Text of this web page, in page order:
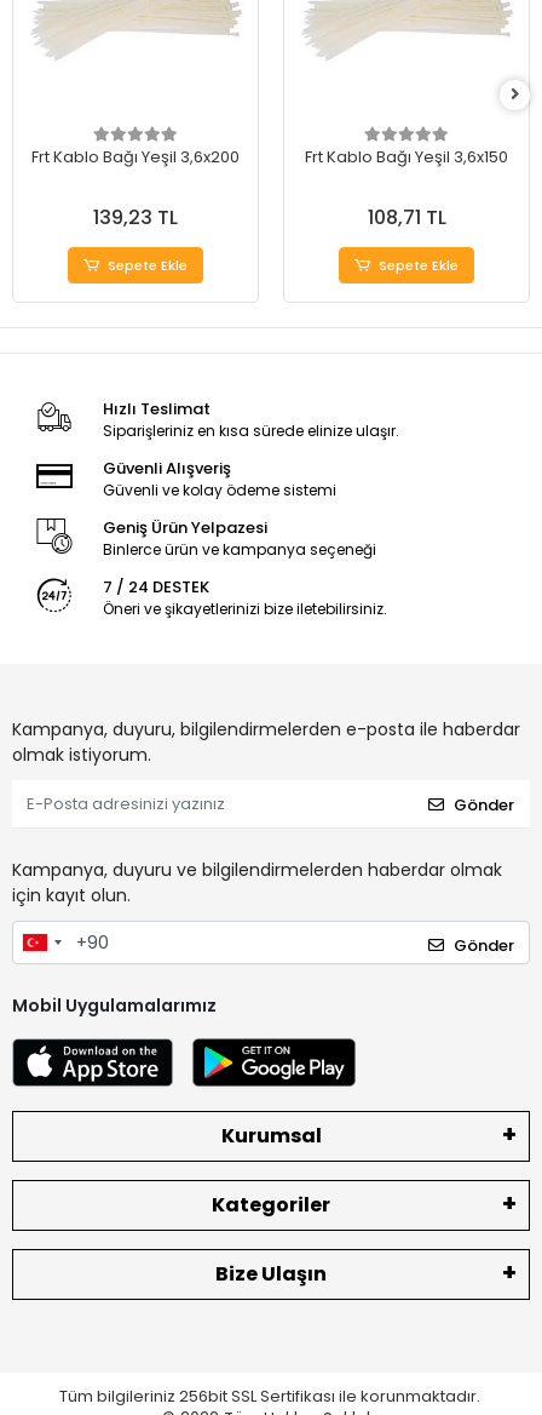
Frt Kablo Bağı Yeşil 3,6x200
139,23 TL
Sepete Ekle
Frt Kablo Bağı Yeşil 3,6x150
108,71 TL
Sepete Ekle
Hızlı Teslimat
Siparişleriniz en kısa sürede elinize ulaşır.
Güvenli Alışveriş
Güvenli ve kolay ödeme sistemi
Geniş Ürün Yelpazesi
Binlerce ürün ve kampanya seçeneği
7 / 24 DESTEK
Öneri ve şikayetlerinizi bize iletebilirsiniz.
Kampanya, duyuru, bilgilendirmelerden e-posta ile haberdar
olmak istiyorum.
Gönder
Kampanya, duyuru ve bilgilendirmelerden haberdar olmak
için kayıt olun.
Gönder
Mobil Uygulamalarımız
Kurumsal
Kategoriler
Bize Ulaşın
Tüm bilgileriniz 256bit SSL Sertifikası ile korunmaktadır.